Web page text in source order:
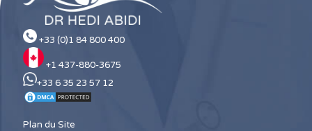
+33 (0)1 84 800 400
+1 437-880-3675
+33 6 35 23 57 12
Plan du Site